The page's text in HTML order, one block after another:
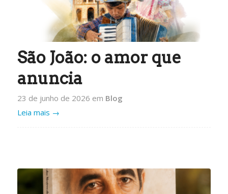
São João: o amor que
anuncia
23 de junho de 2026 em Blog
Leia mais →